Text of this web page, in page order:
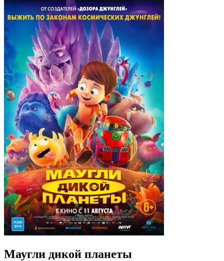
Маугли дикой планеты